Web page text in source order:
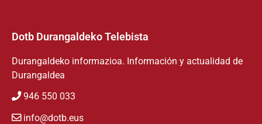
Dotb Durangaldeko Telebista
Durangaldeko informazioa. Información y actualidad de
Durangaldea
946 550 033
info@dotb.eus